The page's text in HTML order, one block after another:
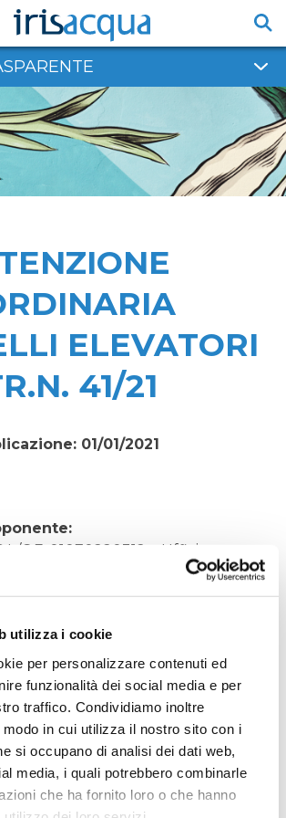
utilizza i cookie
per personalizzare contenuti ed
funzionalità dei social media e per
traffico. Condividiamo inoltre
in cui utilizza il nostro sito con i
si occupano di analisi dei dati web,
media, i quali potrebbero combinarle
che ha fornito loro o che hanno
ELEVATORI
41/21
01/01/2021
C.F. 01070220312. - Ufficio
STRAORDINARIA CARRELLI
41/21
invitati:
sensi del Regolamento Generale
Servizi e Forniture